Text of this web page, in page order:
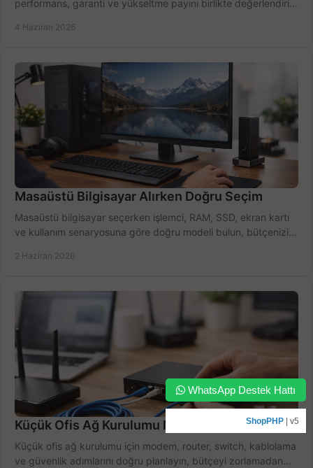
performans, garanti ve yükseltme payını birlikte değerlendirin,
4 Haziran 2026
Masaüstü Bilgisayar Alırken Doğru Seçim
Masaüstü bilgisayar seçerken işlemci, RAM, SSD, ekran kartı
ve kullanım senaryosuna göre doğru modeli bulun, bütçenizi
2 Haziran 2026
Küçük Ofis Ağ Kurulumu Nasıl Yapılır?
Küçük ofis ağ kurulumu için modem, router, switch, kablolama
ve güvenlik adımlarını doğru planlayın, bütçeyi zorlamadan
WhatsApp Destek Hattı
ShopPHP | v5